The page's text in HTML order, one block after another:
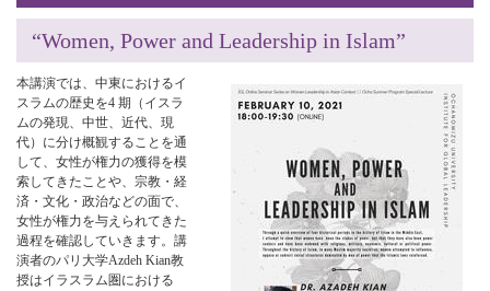
“Women, Power and Leadership in Islam”
本講演では、中東におけるイ
スラムの歴史を4 期（イスラ
ムの発現、中世、近代、現
代）に分け概観することを通
して、⼥性が権⼒の獲得を模
索してきたことや、宗教・経
済・⽂化・政治などの⾯で、
⼥性が権⼒を与えられてきた
過程を確認していきます。講
演者のパリ大学Azdeh Kian教
授はイラスラム圏における